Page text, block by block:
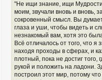
"Не ищи знание, ищи
моим, звучали вновь и вновь,
сокровенный смысл. Вы
глаза и уши, чтобы видеть и
незнакомый вам, хотя это
Всё отличалось от того, что
находя проходы в сферах, и
плотный, пока не достиг того,
рукой и положить на ладони.
построил этот мир, потому